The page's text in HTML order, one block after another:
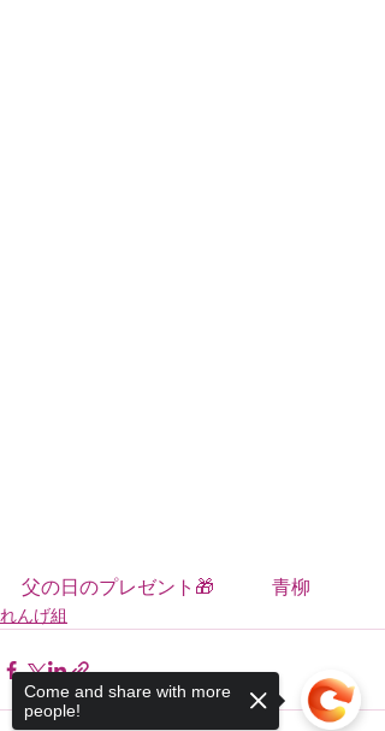
父の日のプレゼント🎁　　　青柳
れんげ組
Come and share with more
people!